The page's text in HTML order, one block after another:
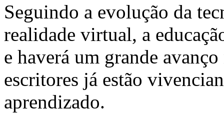
Seguindo a evolução da
realidade virtual, a
e haverá um grande
escritores já estão
aprendizado.